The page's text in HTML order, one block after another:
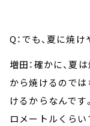
Q：でも、夏に焼
増田：確かに、夏
から焼けるのでは
けるからなんです
ロメートルくらい